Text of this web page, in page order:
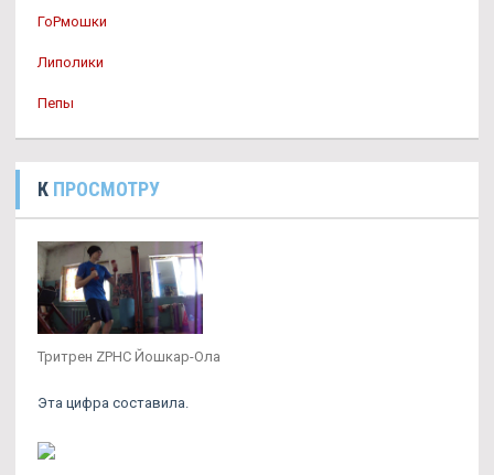
ГоРмошки
Липолики
Пепы
К ПРОСМОТРУ
Тритрен ZPHC Йошкар-Ола
Эта цифра составила.